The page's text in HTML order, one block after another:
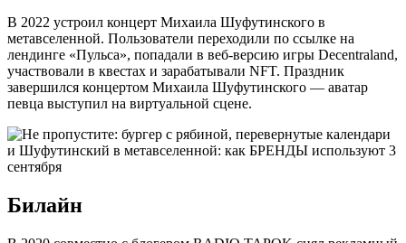
В 2022 устроил концерт Михаила Шуфутинского в
метавселенной. Пользователи переходили по ссылке на
лендинге «Пульса», попадали в веб-версию игры Decentraland,
участвовали в квестах и зарабатывали NFT. Праздник
завершился концертом Михаила Шуфутинского — аватар
певца выступил на виртуальной сцене.
Билайн